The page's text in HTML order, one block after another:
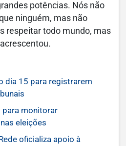
potências. Nós não
ninguém, mas não
respeitar todo mundo, mas
dia 15 para registrarem
para monitorar
eleições
oficializa apoio à